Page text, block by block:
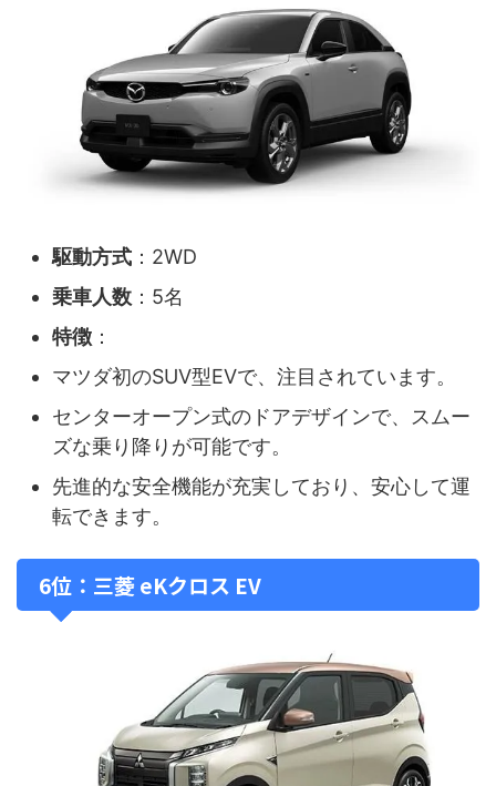
駆動方式 ：2WD
乗車人数 ：5名
特徴 ：
マツダ初のSUV型EVで、注目されています。
センターオープン式のドアデザインで、スムー
ズな乗り降りが可能です。
先進的な安全機能が充実しており、安心して運
転できます。
6位：三菱 eKクロス EV